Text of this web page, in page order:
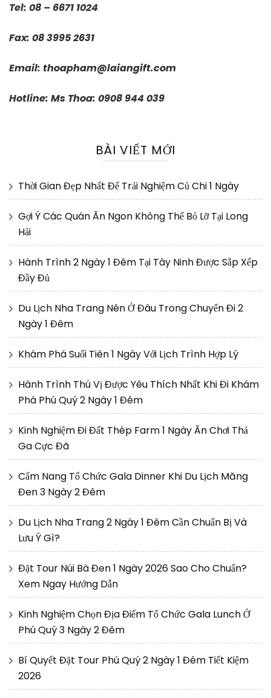
Tel: 08 – 6671 1024
Fax: 08 3995 2631
Email: thoapham@laiangift.com
Hotline: Ms Thoa: 0908 944 039
BÀI VIẾT MỚI
Thời Gian Đẹp Nhất Để Trải Nghiệm Củ Chi 1 Ngày
Gợi Ý Các Quán Ăn Ngon Không Thể Bỏ Lỡ Tại Long
Hải
Hành Trình 2 Ngày 1 Đêm Tại Tây Ninh Được Sắp Xếp
Đầy Đủ
Du Lịch Nha Trang Nên Ở Đâu Trong Chuyến Đi 2
Ngày 1 Đêm
Khám Phá Suối Tiên 1 Ngày Với Lịch Trình Hợp Lý
Hành Trình Thú Vị Được Yêu Thích Nhất Khi Đi Khám
Phá Phú Quý 2 Ngày 1 Đêm
Kinh Nghiệm Đi Đất Thép Farm 1 Ngày Ăn Chơi Thả
Ga Cực Đã
Cẩm Nang Tổ Chức Gala Dinner Khi Du Lịch Măng
Đen 3 Ngày 2 Đêm
Du Lịch Nha Trang 2 Ngày 1 Đêm Cần Chuẩn Bị Và
Lưu Ý Gì?
Đặt Tour Núi Bà Đen 1 Ngày 2026 Sao Cho Chuẩn?
Xem Ngay Hướng Dẫn
Kinh Nghiệm Chọn Địa Điểm Tổ Chức Gala Lunch Ở
Phú Quý 3 Ngày 2 Đêm
Bí Quyết Đặt Tour Phú Quý 2 Ngày 1 Đêm Tiết Kiệm
2026